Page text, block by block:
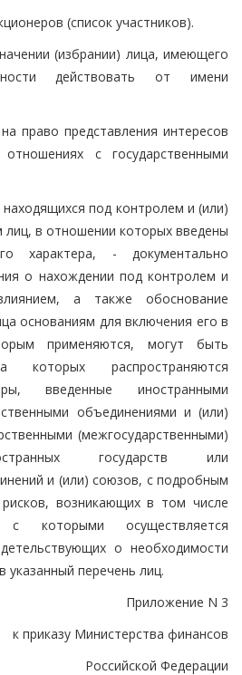
(список участников).
(избрании) лица, имеющего
действовать от имени
право представления интересов
с государственными
под контролем и (или)
лиц, в отношении которых введены
характера, - документально
о нахождении под контролем и
а также обоснование
основаниям для включения его в
применяются, могут быть
распространяются
введенные иностранными
объединениями и (или)
(межгосударственными)
государств или
и (или) союзов, с подробным
возникающих в том числе
которыми осуществляется
о необходимости
указанный перечень лиц.
Приложение N 3
к приказу Министерства финансов
Российской Федерации